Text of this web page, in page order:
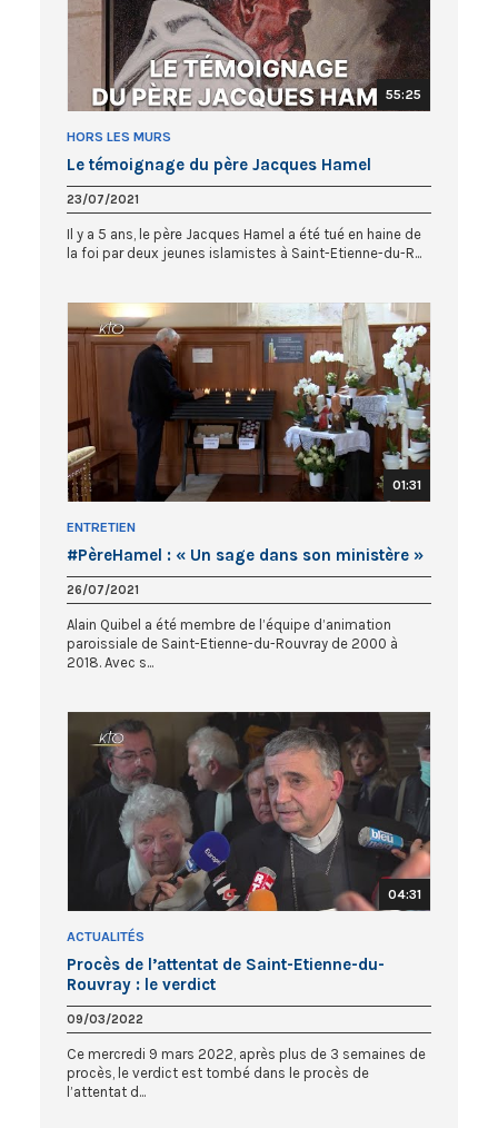
55:25
HORS LES MURS
Le témoignage du père Jacques Hamel
23/07/2021
Il y a 5 ans, le père Jacques Hamel a été tué en haine de
la foi par deux jeunes islamistes à Saint-Etienne-du-R...
01:31
ENTRETIEN
#PèreHamel : « Un sage dans son ministère »
26/07/2021
Alain Quibel a été membre de l’équipe d’animation
paroissiale de Saint-Etienne-du-Rouvray de 2000 à
2018. Avec s...
04:31
ACTUALITÉS
Procès de l’attentat de Saint-Etienne-du-
Rouvray : le verdict
09/03/2022
Ce mercredi 9 mars 2022, après plus de 3 semaines de
procès, le verdict est tombé dans le procès de
l’attentat d...